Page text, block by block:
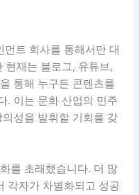
트 회사를 통해서만 대
현재는 블로그, 유튜브,
통해 누구든 콘텐츠를
. 이는 문화 산업의 민주
성을 발휘할 기회를 갖
를 초래했습니다. 더 많
각자가 차별화되고 성공